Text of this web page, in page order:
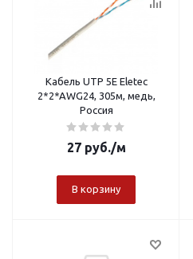
Кабель UTP 5E Eletec
2*2*AWG24, 305м, медь,
Россия
27руб./м
В корзину